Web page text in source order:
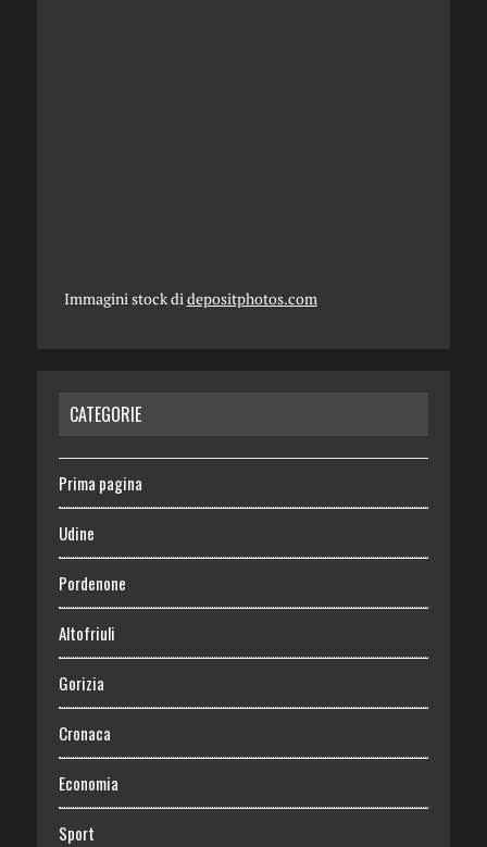
Immagini stock didepositphotos.com
CATEGORIE
Prima pagina
Udine
Pordenone
Altofriuli
Gorizia
Cronaca
Economia
Sport